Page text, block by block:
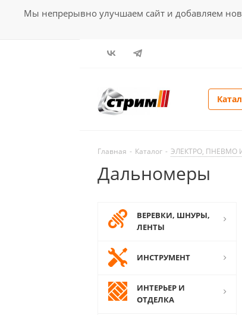
Мы непрерывно улучшаем сайт и добавляем
Главная - Каталог - ЭЛЕКТРО, ПНЕВМО
Дальномеры
ВЕРЕВКИ, ШНУРЫ,
ЛЕНТЫ
ИНСТРУМЕНТ
ИНТЕРЬЕР И
ОТДЕЛКА